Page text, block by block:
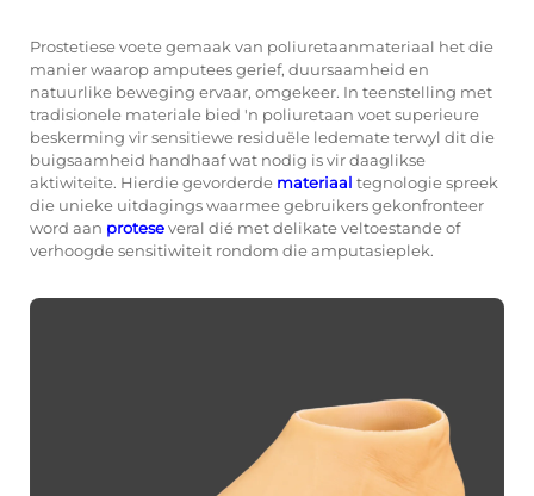
Prostetiese voete gemaak van poliuretaanmateriaal het die
manier waarop amputees gerief, duursaamheid en
natuurlike beweging ervaar, omgekeer. In teenstelling met
tradisionele materiale bied 'n poliuretaan voet superieure
beskerming vir sensitiewe residuële ledemate terwyl dit die
buigsaamheid handhaaf wat nodig is vir daaglikse
aktiwiteite. Hierdie gevorderde materiaal tegnologie spreek
die unieke uitdagings waarmee gebruikers gekonfronteer
word aan proteseveral dié met delikate veltoestande of
verhoogde sensitiwiteit rondom die amputasieplek.